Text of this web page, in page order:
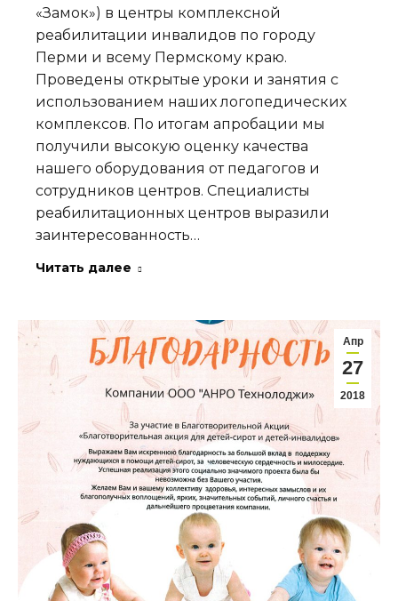
«Замок») в центры комплексной
реабилитации инвалидов по городу
Перми и всему Пермскому краю.
Проведены открытые уроки и занятия с
использованием наших логопедических
комплексов. По итогам апробации мы
получили высокую оценку качества
нашего оборудования от педагогов и
сотрудников центров. Специалисты
реабилитационных центров выразили
заинтересованность…
Читать далее
Апр
27
2018